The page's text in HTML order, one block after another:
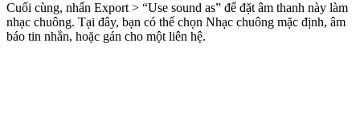
Cuối cùng, nhấn Export > “Use sound as” để đặt âm thanh này làm
nhạc chuông. Tại đây, bạn có thể chọn Nhạc chuông mặc định, âm
báo tin nhắn, hoặc gán cho một liên hệ.